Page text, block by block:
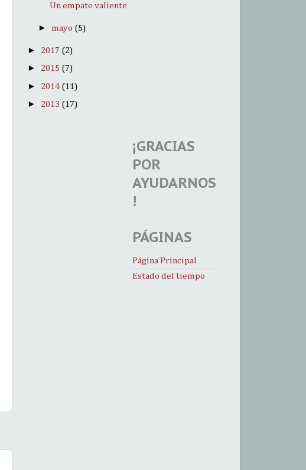
Un empate valiente
► mayo (5)
► 2017 (2)
► 2015 (7)
► 2014 (11)
► 2013 (17)
¡GRACIAS
POR
AYUDARNOS
!
PÁGINAS
Página Principal
Estado del tiempo